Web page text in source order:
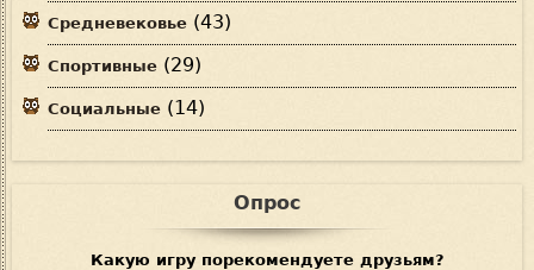
Средневековье (43)
Спортивные (29)
Социальные (14)
Опрос
Какую игру порекомендуете друзьям?